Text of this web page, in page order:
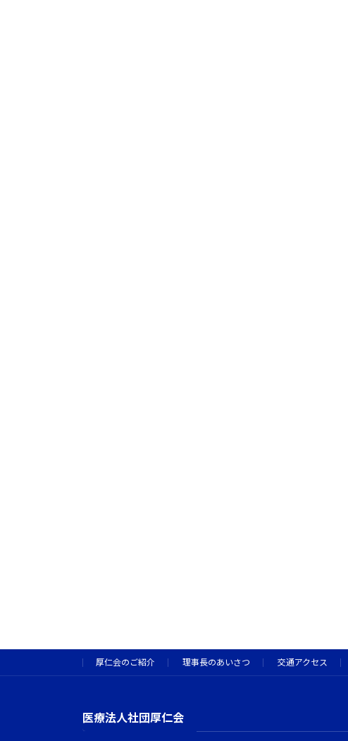
厚仁会のご紹介 理事長のあいさつ 交通アクセス
医療法人社団厚仁会